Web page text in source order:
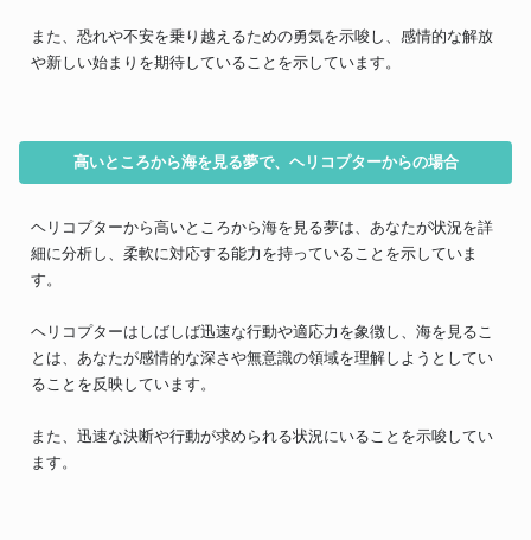
また、恐れや不安を乗り越えるための勇気を示唆し、感情的な解放
や新しい始まりを期待していることを示しています。
高いところから海を見る夢で、ヘリコプターからの場合
ヘリコプターから高いところから海を見る夢は、あなたが状況を詳
細に分析し、柔軟に対応する能力を持っていることを示していま
す。
ヘリコプターはしばしば迅速な行動や適応力を象徴し、海を見るこ
とは、あなたが感情的な深さや無意識の領域を理解しようとしてい
ることを反映しています。
また、迅速な決断や行動が求められる状況にいることを示唆してい
ます。